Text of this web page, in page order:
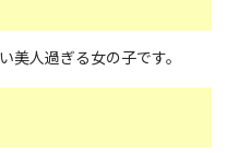
美人過ぎる女の子です。